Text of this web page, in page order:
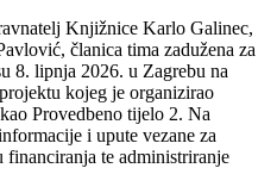
Knjižnice Karlo Galinec,
članica tima zadužena za
8. lipnja 2026. u Zagrebu na
kojeg je organizirao
Provedbeno tijelo 2. Na
i upute vezane za
te administriranje